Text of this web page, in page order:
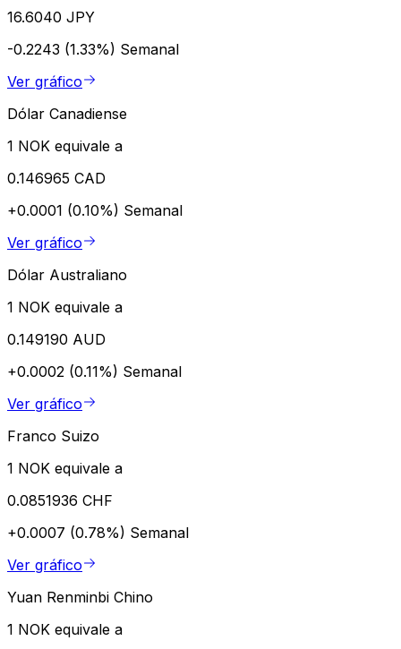
16.6040 JPY
-0.2243 (1.33%) Semanal
Ver gráfico
Dólar Canadiense
1 NOK equivale a
0.146965 CAD
+0.0001 (0.10%) Semanal
Ver gráfico
Dólar Australiano
1 NOK equivale a
0.149190 AUD
+0.0002 (0.11%) Semanal
Ver gráfico
Franco Suizo
1 NOK equivale a
0.0851936 CHF
+0.0007 (0.78%) Semanal
Ver gráfico
Yuan Renminbi Chino
1 NOK equivale a